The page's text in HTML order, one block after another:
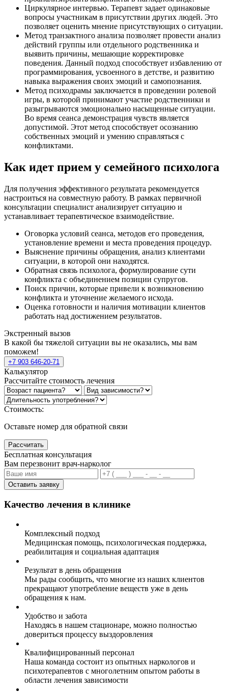
Циркулярное интервью. Терапевт задает одинаковые
вопросы участникам в присутствии других людей. Это
позволяет оценить мнение присутствующих о ситуации.
Метод транзактного анализа позволяет провести анализ
действий группы или отдельного родственника и
выявить причины, мешающие корректировке
поведения. Данный подход способствует избавлению от
программирования, усвоенного в детстве, и развитию
навыка выражения своих эмоций и самопознания.
Метод психодрамы заключается в проведении ролевой
игры, в которой принимают участие родственники и
разыгрываются эмоционально насыщенные ситуации.
Во время сеанса демонстрация чувств является
допустимой. Этот метод способствует осознанию
собственных эмоций и умению справляться с
конфликтами.
Как идет прием у семейного психолога
Для получения эффективного результата рекомендуется
настроиться на совместную работу. В рамках первичной
консультации специалист анализирует ситуацию и
устанавливает терапевтическое взаимодействие.
Оговорка условий сеанса, методов его проведения,
установление времени и места проведения процедур.
Выяснение причины обращения, анализ клиентами
ситуации, в которой они находятся.
Обратная связь психолога, формулирование сути
конфликта с объединением позиции супругов.
Поиск причин, которые привели к возникновению
конфликта и уточнение желаемого исхода.
Оценка готовности и наличия мотивации клиентов
работать над достижением результатов.
Экстренный вызов
В какой бы тяжелой ситуации вы не оказались, мы вам
поможем!
+7 903 646-20-71
Калькулятор
Рассчитайте стоимость лечения
Стоимость:
Оставьте номер для обратной связи
Рассчитать
Бесплатная консультация
Вам перезвонит врач-нарколог
Оставить заявку
Качество лечения в клинике
Комплексный подход
Медицинская помощь, психологическая поддержка,
реабилитация и социальная адаптация
Результат в день обращения
Мы рады сообщить, что многие из наших клиентов
прекращают употребление веществ уже в день
обращения к нам.
Удобство и забота
Находясь в нашем стационаре, можно полностью
довериться процессу выздоровления
Квалифицированный персонал
Наша команда состоит из опытных наркологов и
психотерапевтов с многолетним опытом работы в
области лечения зависимости